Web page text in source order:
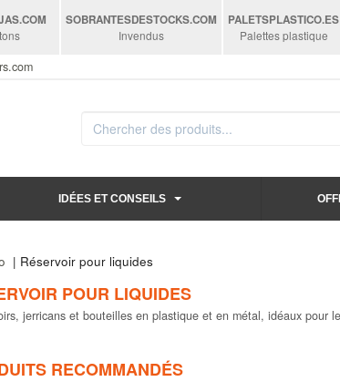
.COM
SOBRANTESDESTOCKS.COM
Invendus
PALETSPLASTICO.ES
Palettes plastique
IDÉES ET CONSEILS
| Réservoir pour liquides
POUR LIQUIDES
jerricans et bouteilles en plastique et en métal, idéaux pour
RECOMMANDÉS